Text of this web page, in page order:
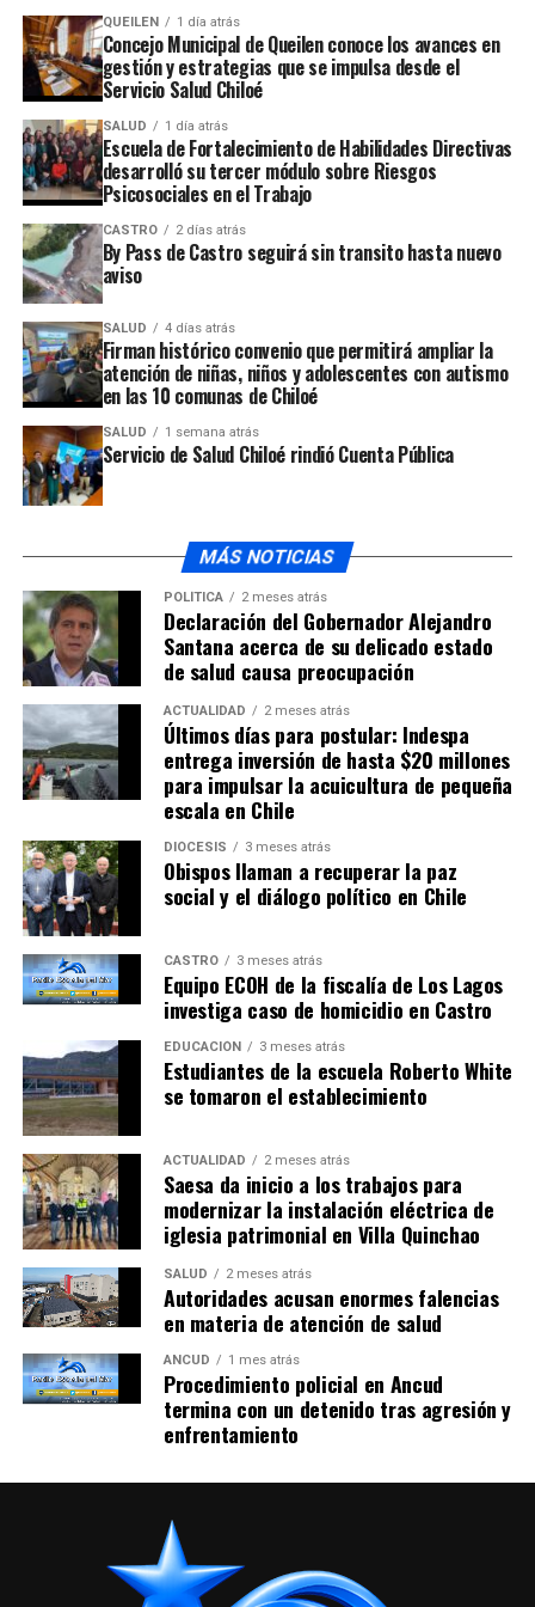
durante este mes de junio.
ARTÍCULOS RELACIONADOS:
UP NEXT
Dirigente Andrés Ojeda analiza situación actual de
Chiloé
NO TE PIERDAS
Servicio de Salud Chiloé entregará ambulancias para red
asistencial
QUEILEN 1 día atrás
Concejo Municipal de Queilen conoce los avances en
gestión y estrategias que se impulsa desde el
Servicio Salud Chiloé
SALUD 1 día atrás
Escuela de Fortalecimiento de Habilidades Directivas
desarrolló su tercer módulo sobre Riesgos
Psicosociales en el Trabajo
CASTRO 2 días atrás
By Pass de Castro seguirá sin transito hasta nuevo
aviso
SALUD 4 días atrás
Firman histórico convenio que permitirá ampliar la
atención de niñas, niños y adolescentes con autismo
en las 10 comunas de Chiloé
SALUD 1 semana atrás
Servicio de Salud Chiloé rindió Cuenta Pública
MÁS NOTICIAS
POLÍTICA 2 meses atrás
Declaración del Gobernador Alejandro
Santana acerca de su delicado estado
de salud causa preocupación
ACTUALIDAD 2 meses atrás
Últimos días para postular: Indespa
entrega inversión de hasta $20 millones
para impulsar la acuicultura de pequeña
escala en Chile
DIÓCESIS 3 meses atrás
Obispos llaman a recuperar la paz
social y el diálogo político en Chile
CASTRO 3 meses atrás
Equipo ECOH de la fiscalía de Los Lagos
investiga caso de homicidio en Castro
EDUCACIÓN 3 meses atrás
Estudiantes de la escuela Roberto White
se tomaron el establecimiento
ACTUALIDAD 2 meses atrás
Saesa da inicio a los trabajos para
modernizar la instalación eléctrica de
iglesia patrimonial en Villa Quinchao
SALUD 2 meses atrás
Autoridades acusan enormes falencias
en materia de atención de salud
ANCUD 1 mes atrás
Procedimiento policial en Ancud
termina con un detenido tras agresión y
enfrentamiento